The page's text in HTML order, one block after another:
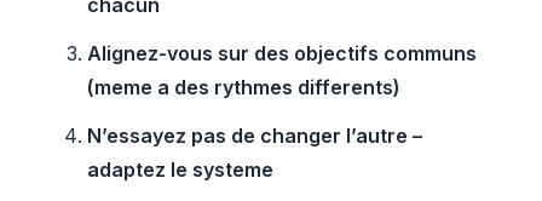
Alignez-vous sur des objectifs communs
(meme a des rythmes differents)
N’essayez pas de changer l’autre –
adaptez le systeme